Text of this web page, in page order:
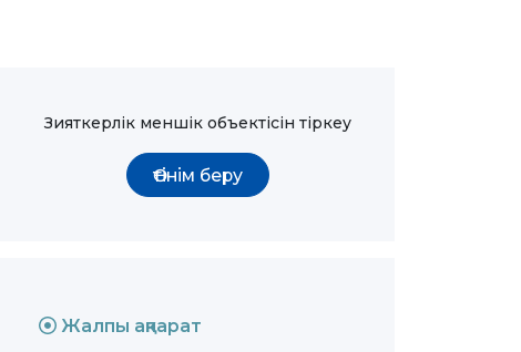
Зияткерлік меншік объектісін тіркеу
Өтінім беру
Жалпы ақпарат